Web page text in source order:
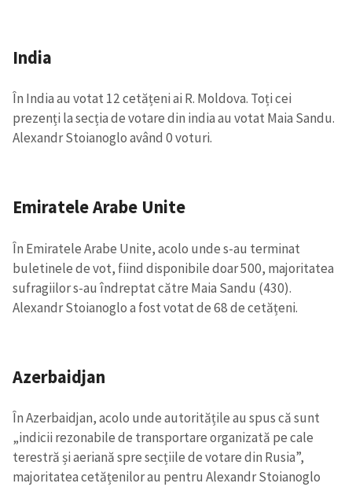
India
În India au votat 12 cetățeni ai R. Moldova. Toți cei
prezenți la secția de votare din india au votat Maia Sandu.
Alexandr Stoianoglo având 0 voturi.
Emiratele Arabe Unite
În Emiratele Arabe Unite, acolo unde s-au terminat
buletinele de vot, fiind disponibile doar 500, majoritatea
sufragiilor s-au îndreptat către Maia Sandu (430).
Alexandr Stoianoglo a fost votat de 68 de cetățeni.
Azerbaidjan
În Azerbaidjan, acolo unde autoritățile au spus că sunt
„indicii rezonabile de transportare organizată pe cale
terestră și aeriană spre secțiile de votare din Rusia”,
majoritatea cetățenilor au pentru Alexandr Stoianoglo